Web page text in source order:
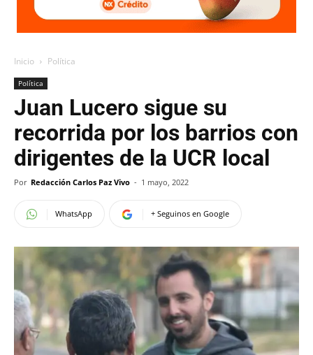
Inicio Política
Política
Juan Lucero sigue su
recorrida por los barrios con
dirigentes de la UCR local
Por Redacción Carlos Paz Vivo - 1 mayo, 2022
WhatsApp + Seguinos en Google